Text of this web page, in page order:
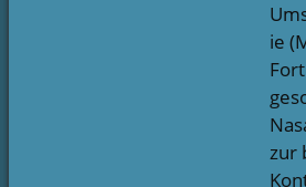
ie
zur